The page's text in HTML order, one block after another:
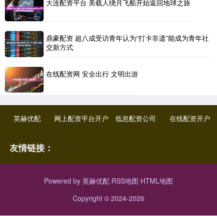
大连配资平台 美载人绕月飞船开始返回地球之旅
鼎豪配资 超八成受访青年认为“打卡非遗”能成为青年社
交新方式
在线配资网 安全出行 文明出游
英赫优配 网上配资平台开户 低息配资公司 在线配资开户
友情链接：
Powered by 英赫优配 RSS地图 HTML地图
Copyright © 2024-2026